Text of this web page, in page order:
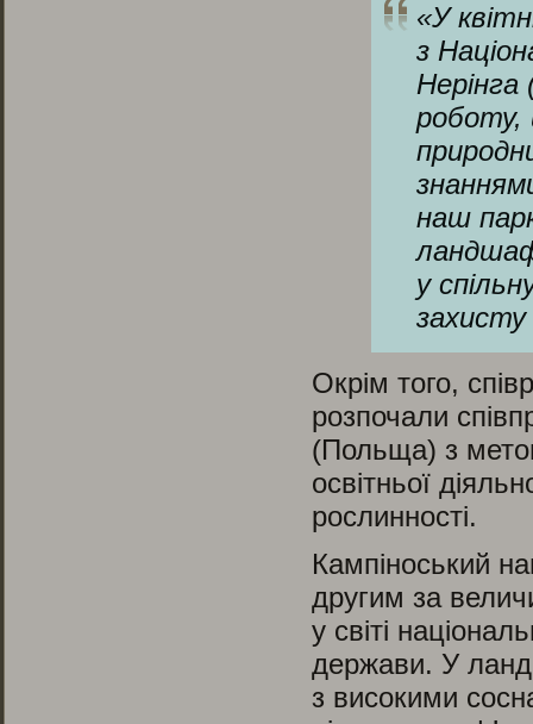
«У
з
роботу,
наш
у
захисту
Окрім того,
розпочали
(Польща) з
освітньої
рослинності.
Кампіноський
другим за
у світі
держави. У
з високими